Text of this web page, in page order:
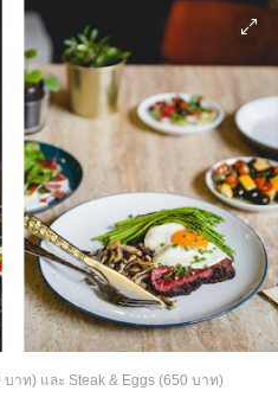
บาท) และ Steak & Eggs (650 บาท)